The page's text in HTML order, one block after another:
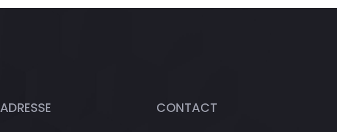
ADRESSE CONTACT